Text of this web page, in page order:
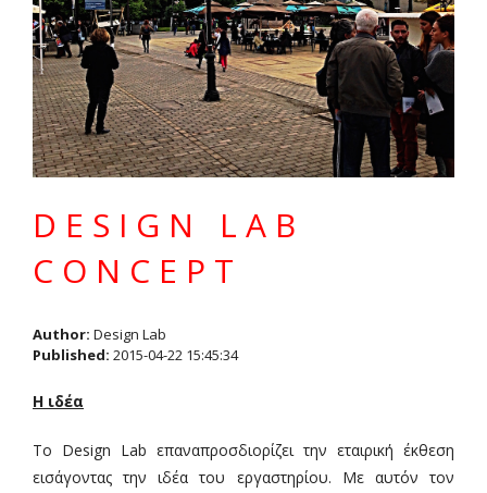
DESIGN LAB
CONCEPT
Author: Design Lab
Published: 2015-04-22 15:45:34
Η ιδέα
Το Design Lab επαναπροσδιορίζει την εταιρική έκθεση
εισάγοντας την ιδέα του εργαστηρίου. Με αυτόν τον